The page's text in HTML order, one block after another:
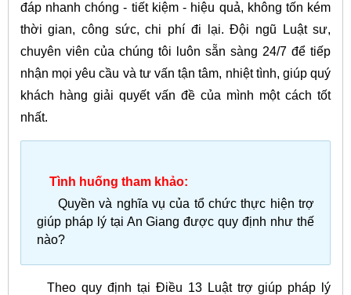
đáp nhanh chóng - tiết kiệm - hiệu quả, không tốn kém
thời gian, công sức, chi phí đi lại. Đội ngũ Luật sư,
chuyên viên của chúng tôi luôn sẵn sàng 24/7 để tiếp
nhận mọi yêu cầu và tư vấn tận tâm, nhiệt tình, giúp quý
khách hàng giải quyết vấn đề của mình một cách tốt
nhất.
Tình huống tham khảo:
Quyền và nghĩa vụ của tổ chức thực hiện trợ
giúp pháp lý tại An Giang được quy định như thế
nào?
Theo quy định tại Điều 13 Luật trợ giúp pháp lý